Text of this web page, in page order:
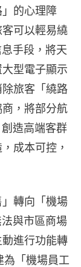
的心理障
可以輕易繞
手段，將天
型電子顯示
旅客「繞路
，將部分航
造高端客群
成本可控，
轉向「機場
與市區商場
進行功能轉
「機場員工